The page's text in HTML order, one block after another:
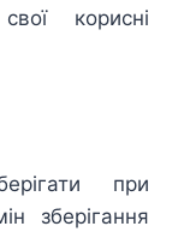
корисні
при
зберігання